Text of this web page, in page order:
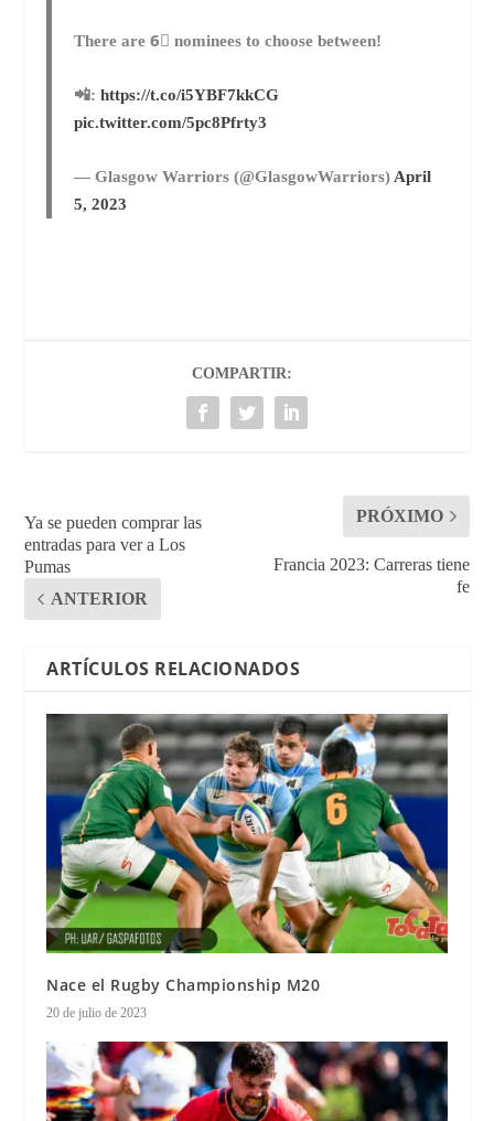
There are 6⃣ nominees to choose between!
📲:https://t.co/i5YBF7kkCG
pic.twitter.com/5pc8Pfrty3
— Glasgow Warriors (@GlasgowWarriors) April
5, 2023
COMPARTIR:
Ya se pueden comprar las
entradas para ver a Los
Pumas
ANTERIOR
PRÓXIMO
Francia 2023: Carreras tiene
fe
ARTÍCULOS RELACIONADOS
Nace el Rugby Championship M20
20 de julio de 2023